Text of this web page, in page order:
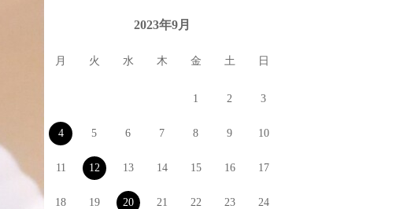
2023年9月
月 火 水 木 金 土 日
1 2 3
4 5 6 7 8 9 10
11 12 13 14 15 16 17
18 19 20 21 22 23 24